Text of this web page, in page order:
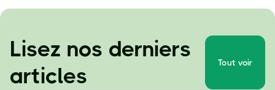
Lisez nos derniers
articles
Tout voir